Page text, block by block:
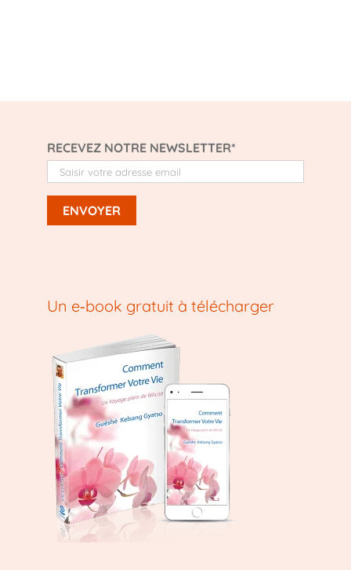
RECEVEZ NOTRE NEWSLETTER*
Un e‑book gratuit à télécharger